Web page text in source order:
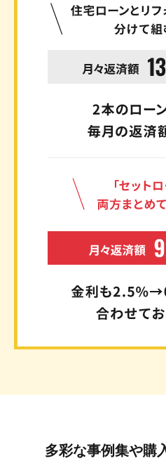
多彩な事例集や購